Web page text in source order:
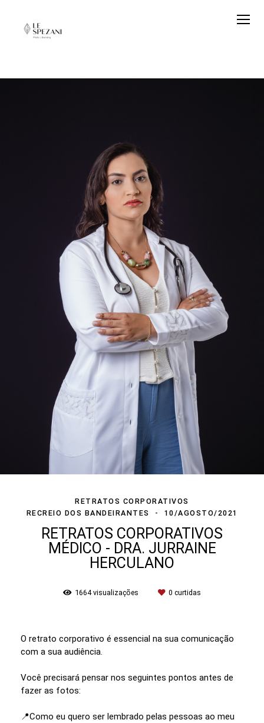
RETRATOS CORPORATIVOS
RECREIO DOS BANDEIRANTES
10/AGOSTO/2021
RETRATOS CORPORATIVOS
MÉDICO - DRA. JURRAINE
HERCULANO
1664visualizações 0 curtidas
O retrato corporativo é essencial na sua comunicação
com a sua audiência.
Você precisará pensar nos seguintes pontos antes de
fazer as fotos:
📍Como eu quero ser lembrado pelas pessoas ao meu